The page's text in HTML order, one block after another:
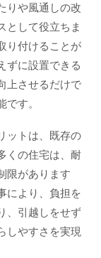
りや風通しの改
として役立ちま
り付けることが
ずに設置できる
上させるだけで
す。
ットは、既存の
くの住宅は、耐
限があります
により、負担を
、引越しをせず
しやすさを実現